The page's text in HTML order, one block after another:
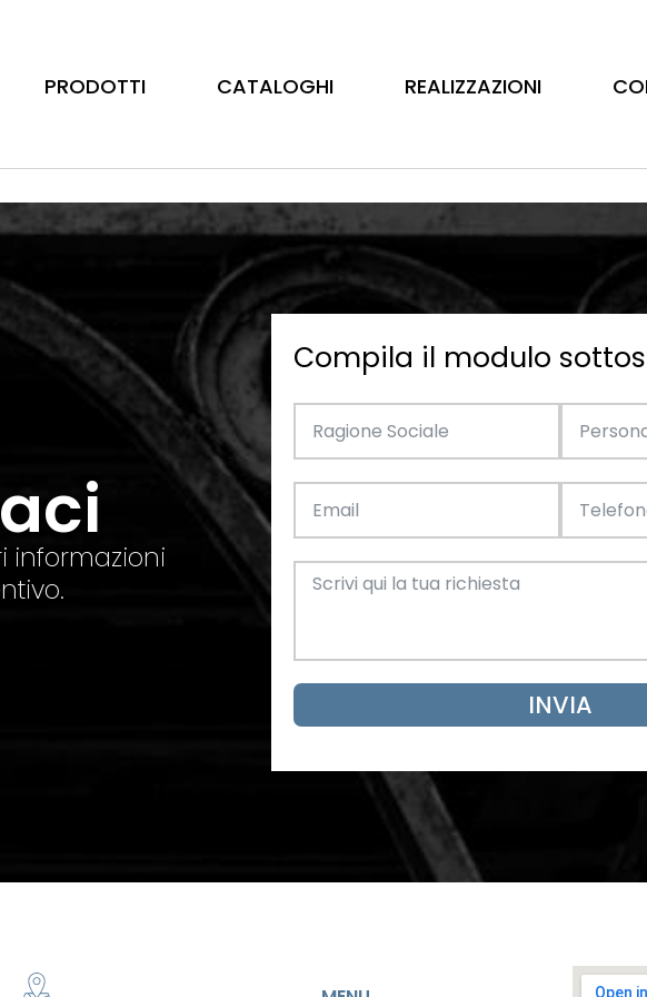
PRODOTTI CATALOGHI REALIZZAZIONI
Ottone
Tubo
Alluminio
Oggettistica e arredamento
Catalogo Illustrativo
SCARICA ORA
+39 0445 580865
+39 0445 580366
info@feba.it
informazioni
Compila il modulo
INVIA